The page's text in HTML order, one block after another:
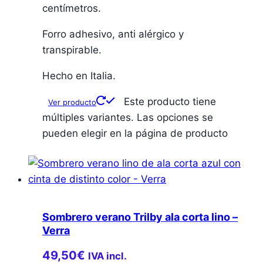
centímetros.
Forro adhesivo, anti alérgico y
transpirable.
Hecho en Italia.
Ver producto
Este producto tiene
múltiples variantes. Las opciones se
pueden elegir en la página de producto
Sombrero verano Trilby ala corta lino –
Verra
49,50€ IVA incl.